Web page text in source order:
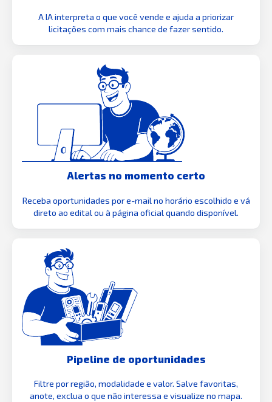
A IA interpreta o que você vende e ajuda a priorizar
licitações com mais chance de fazer sentido.
Alertas no momento certo
Receba oportunidades por e-mail no horário escolhido e vá
direto ao edital ou à página oficial quando disponível.
Pipeline de oportunidades
Filtre por região, modalidade e valor. Salve favoritas,
anote, exclua o que não interessa e visualize no mapa.